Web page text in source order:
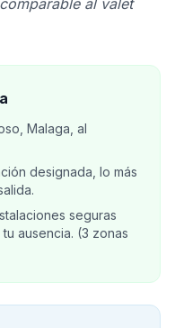
al valet
Malaga, al
designada, lo más
seguras
ausencia. (3 zonas